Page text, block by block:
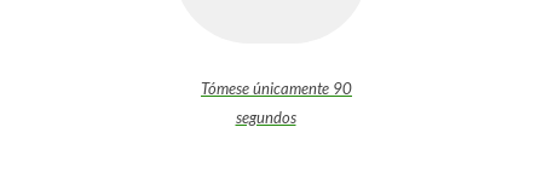
Tómese únicamente 90
segundos